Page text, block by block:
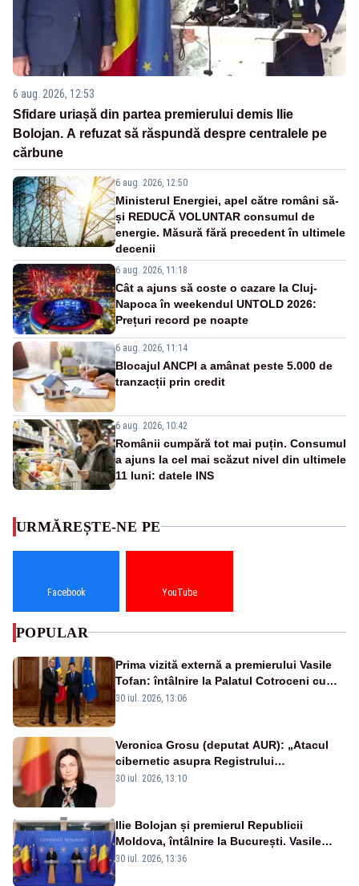
6 aug. 2026, 12:53
Sfidare uriașă din partea premierului demis Ilie
Bolojan. A refuzat să răspundă despre centralele pe
cărbune
6 aug. 2026, 12:50
Ministerul Energiei, apel către români să-
și REDUCĂ VOLUNTAR consumul de
energie. Măsură fără precedent în ultimele
decenii
6 aug. 2026, 11:18
Cât a ajuns să coste o cazare la Cluj-
Napoca în weekendul UNTOLD 2026:
Prețuri record pe noapte
6 aug. 2026, 11:14
Blocajul ANCPI a amânat peste 5.000 de
tranzacții prin credit
6 aug. 2026, 10:42
Românii cumpără tot mai puțin. Consumul
a ajuns la cel mai scăzut nivel din ultimele
11 luni: datele INS
URMĂREȘTE-NE PE
Facebook YouTube
POPULAR
Prima vizită externă a premierului Vasile
Tofan: întâlnire la Palatul Cotroceni cu
președintele Nicușor Dan
30 iul. 2026, 13:06
Veronica Grosu (deputat AUR): „Atacul
cibernetic asupra Registrului
Proprietăților transmite un semnal de
30 iul. 2026, 13:10
Ilie Bolojan și premierul Republicii
Moldova, întâlnire la București. Vasile
Tofan, primit cu onoruri militare
30 iul. 2026, 13:36